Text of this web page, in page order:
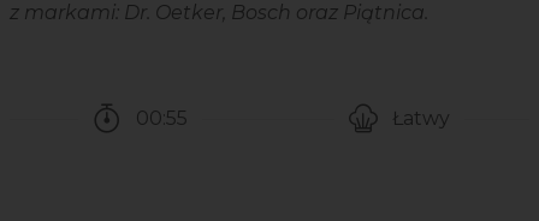
z markami: Dr. Oetker, Bosch oraz Piątnica.
00:55
Łatwy